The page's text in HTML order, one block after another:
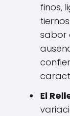
finos,
sabor
El